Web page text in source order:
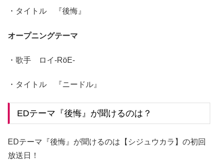
・タイトル 『後悔』
オープニングテーマ
・歌手 ロイ-RöE-
・タイトル 『ニードル』
EDテーマ『後悔』が聞けるのは？
EDテーマ『後悔』が聞けるのは【シジュウカラ】の初回
放送日！